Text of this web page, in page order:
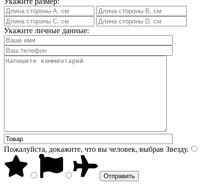
Укажите личные данные:
Пожалуйста, докажите, что вы человек, выбрав Звезду.